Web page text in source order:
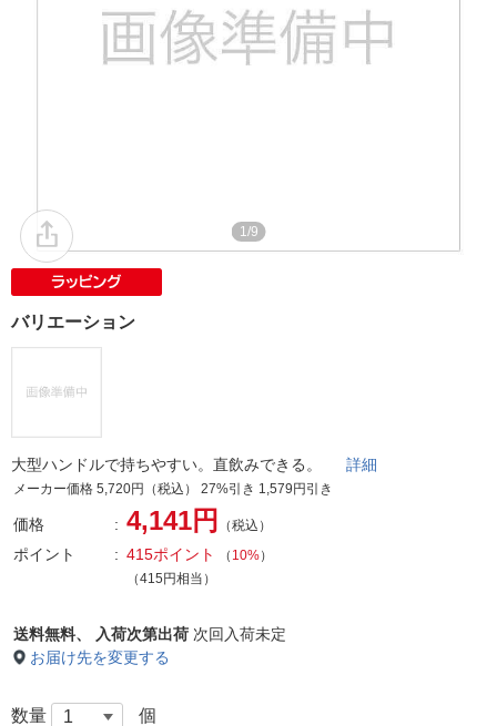
1/9
バリエーション
大型ハンドルで持ちやすい。直飲みできる。 詳細
メーカー価格 5,720円（税込） 27%引き 1,579円引き
価格 4,141円 （税込）
ポイント 415ポイント （ 10%）
（415円相当）
送料無料、 入荷次第出荷 次回入荷未定
お届け先を変更する
数量 個